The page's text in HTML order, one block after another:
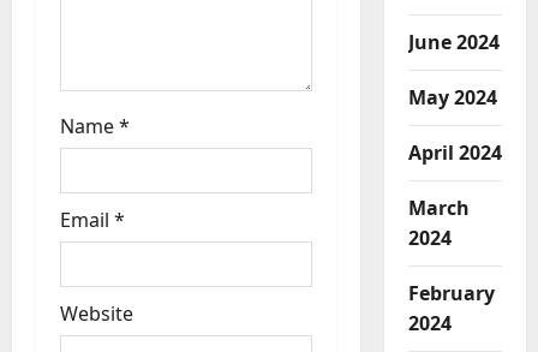
Name*
Email *
Website
June 2024
May 2024
April 2024
March
2024
February
2024